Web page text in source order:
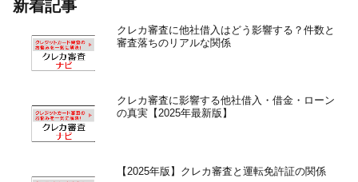
新着記事
クレカ審査に他社借入はどう影響する？件数と
審査落ちのリアルな関係
クレカ審査に影響する他社借入・借金・ローン
の真実【2025年最新版】
【2025年版】クレカ審査と運転免許証の関係